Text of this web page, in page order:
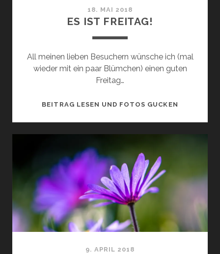
18. MAI 2018
ES IST FREITAG!
All meinen lieben Besuchern wünsche ich (mal
wieder mit ein paar Blümchen) einen guten
Freitag…
BEITRAG LESEN UND FOTOS GUCKEN
9. APRIL 2018